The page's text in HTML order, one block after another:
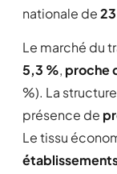
nationale de
Le marché du
5,3 %, proche
%). La
présence de
Le tissu